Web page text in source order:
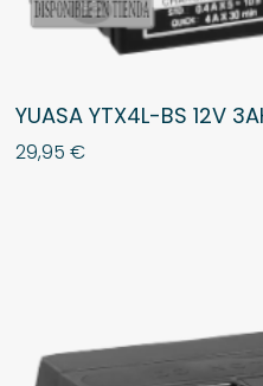
YUASA YTX4L-BS 12V
29,95€